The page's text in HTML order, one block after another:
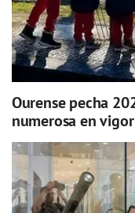
Ourense pecha
numerosa en vigor